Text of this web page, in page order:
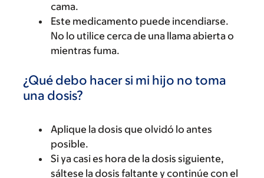
cama.
Este medicamento puede incendiarse.
No lo utilice cerca de una llama abierta o
mientras fuma.
¿Qué debo hacer si mi hijo no toma
una dosis?
Aplique la dosis que olvidó lo antes
posible.
Si ya casi es hora de la dosis siguiente,
sáltese la dosis faltante y continúe con el